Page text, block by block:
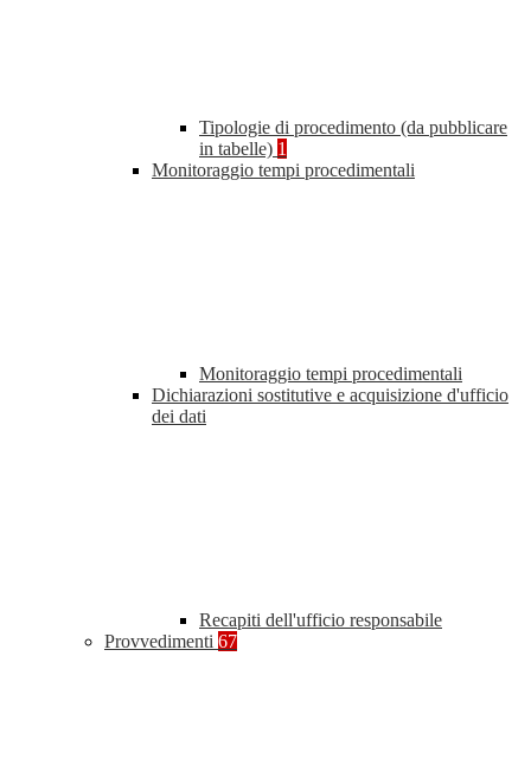
Tipologie di procedimento (da pubblicare
in tabelle) 1
Monitoraggio tempi procedimentali
Monitoraggio tempi procedimentali
Dichiarazioni sostitutive e acquisizione d'ufficio
dei dati
Recapiti dell'ufficio responsabile
Provvedimenti 67